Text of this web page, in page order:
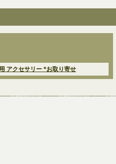
アクセサリー *お取り寄せ